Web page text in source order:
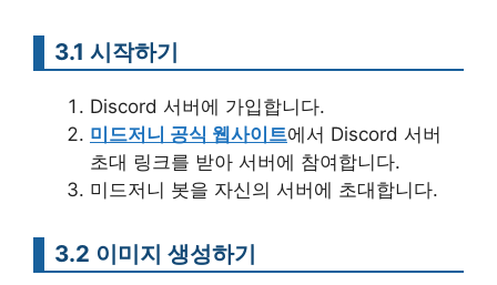
3.1 시작하기
Discord 서버에 가입합니다.
미드저니 공식 웹사이트에서 Discord 서버
초대 링크를 받아 서버에 참여합니다.
미드저니 봇을 자신의 서버에 초대합니다.
3.2 이미지 생성하기